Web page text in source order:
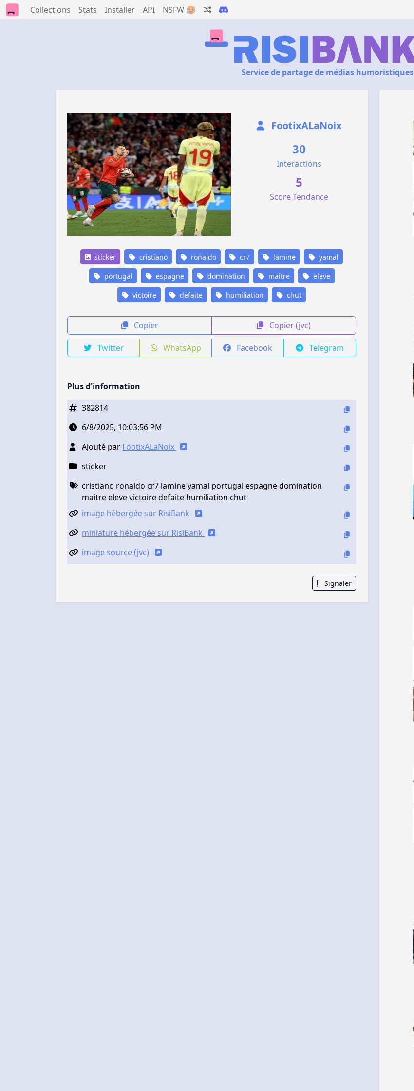
Collections Stats Installer API NSFW 🥵
Service de partage de médias humoristiques
FootixALaNoix
30
Interactions
5
Score Tendance
sticker cristiano ronaldo cr7 lamine yamal
portugal espagne domination maitre eleve
victoire defaite humiliation chut
Copier Copier (jvc)
Twitter WhatsApp Facebook Telegram
Plus d'information
382814
6/8/2025, 10:03:56 PM
Ajouté par FootixALaNoix
sticker
cristiano ronaldo cr7 lamine yamal portugal espagne domination
maitre eleve victoire defaite humiliation chut
image hébergée sur RisiBank
miniature hébergée sur RisiBank
image source (jvc)
Signaler